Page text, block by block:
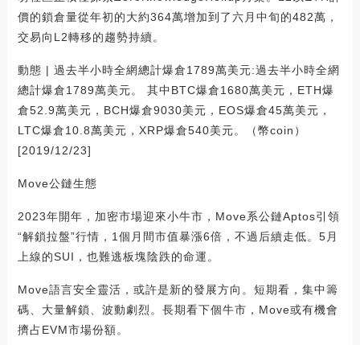
價的鎖倉量從年初的大約364萬增加到了六月中旬的482萬，
交易向L2轉移的趨勢持續。
動態 | 過去半小時全網總計爆倉1789萬美元:過去半小時全網
總計爆倉1789萬美元。 其中BTC爆倉1680萬美元，ETH爆
倉52.9萬美元，BCH爆倉9030美元，EOS爆倉45萬美元，
LTC爆倉10.8萬美元，XRP爆倉540美元。（幣coin）
[2019/12/23]
Move公鏈生態
2023年開年，加密市場迎來小牛市，Move系公鏈Aptos引領
“解鎖拉盤”行情，1個月間市值暴漲6倍，不過后續走低。5月
上線的SUI，也難逃板塊陰跌的命運。
Move語言安全靈活，或許是新的發展方向。短期看，集中籌
碼、大量解鎖、波動劇烈。長期看下個牛市，Move或有機會
擠占EVM市場份額。